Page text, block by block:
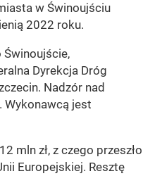
w Świnoujściu
2022 roku.
Dyrekcja Dróg
Nadzór nad
Wykonawcą jest
mln zł, z czego przeszło
Europejskiej. Resztę